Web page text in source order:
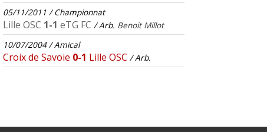
05/11/2011 / Championnat
Lille OSC 1-1 eTG FC/ Arb. Benoit Millot
10/07/2004 / Amical
Croix de Savoie 0-1 Lille OSC/ Arb.